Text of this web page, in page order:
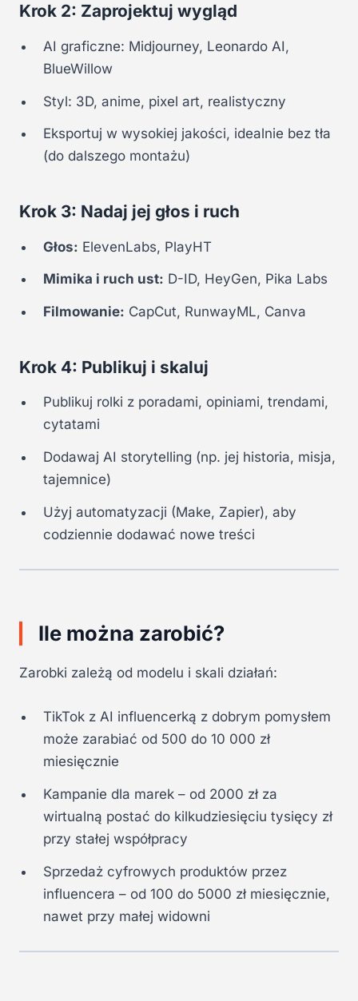
Krok 2: Zaprojektuj wygląd
AI graficzne: Midjourney, Leonardo AI,
BlueWillow
Styl: 3D, anime, pixel art, realistyczny
Eksportuj w wysokiej jakości, idealnie bez tła
(do dalszego montażu)
Krok 3: Nadaj jej głos i ruch
Głos: ElevenLabs, PlayHT
Mimika i ruch ust: D-ID, HeyGen, Pika Labs
Filmowanie: CapCut, RunwayML, Canva
Krok 4: Publikuj i skaluj
Publikuj rolki z poradami, opiniami, trendami,
cytatami
Dodawaj AI storytelling (np. jej historia, misja,
tajemnice)
Użyj automatyzacji (Make, Zapier), aby
codziennie dodawać nowe treści
Ile można zarobić?
Zarobki zależą od modelu i skali działań:
TikTok z AI influencerką z dobrym pomysłem
może zarabiać od 500 do 10 000 zł
miesięcznie
Kampanie dla marek – od 2000 zł za
wirtualną postać do kilkudziesięciu tysięcy zł
przy stałej współpracy
Sprzedaż cyfrowych produktów przez
influencera – od 100 do 5000 zł miesięcznie,
nawet przy małej widowni